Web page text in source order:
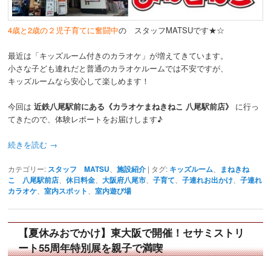
4歳と2歳の２児子育てに奮闘中の スタッフMATSUです★☆
最近は「キッズルーム付きのカラオケ」が増えてきています。
小さな子ども連れだと普通のカラオケルームでは不安ですが、
キッズルームなら安心して楽しめます！
今回は近鉄八尾駅前にある《カラオケまねきねこ 八尾駅前店》
に行っ
てきたので、体験レポートをお届けします♪
続きを読む →
カテゴリー: スタッフ MATSU 、施設紹介 | タグ: キッズルーム
まねきね
こ 八尾駅前店 、休日料金 、大阪府八尾市 、子育て 、子連れお出かけ 、子連れ
カラオケ 、室内スポット 、室内遊び場
【夏休みおでかけ】東大阪で開催！セサミストリ
ート55周年特別展を親子で満喫